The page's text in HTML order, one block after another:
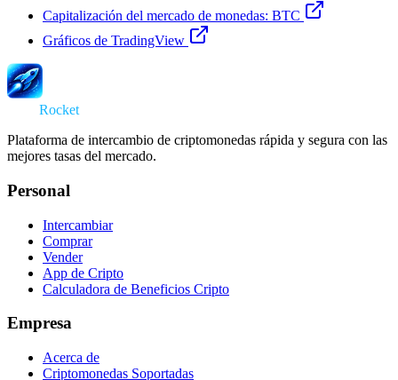
Capitalización del mercado de monedas: BTC
Gráficos de TradingView
Rocket
Plataforma de intercambio de criptomonedas rápida y segura con las
mejores tasas del mercado.
Personal
Intercambiar
Comprar
Vender
App de Cripto
Calculadora de Beneficios Cripto
Empresa
Acerca de
Criptomonedas Soportadas